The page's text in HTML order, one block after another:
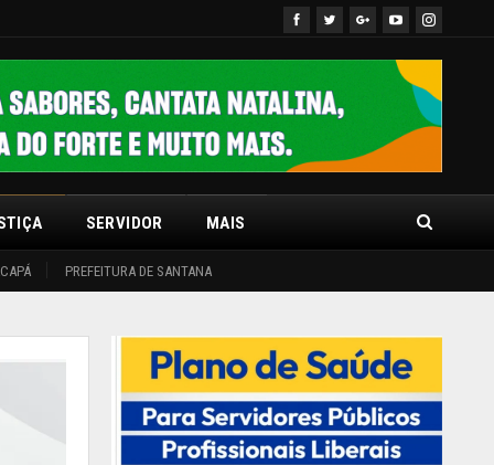
PREFEITURA DE SANTANA
SERVIDOR MAIS